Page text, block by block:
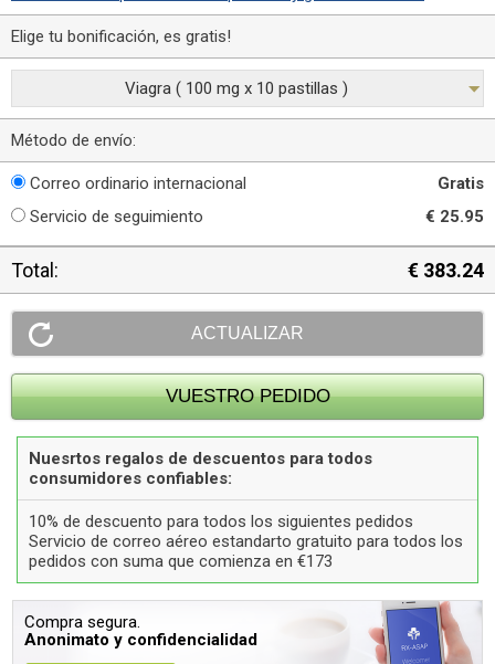
Elige tu bonificación, es gratis!
Viagra ( 100 mg x 10 pastillas )
Método de envío:
Correo ordinario internacional
Gratis
Servicio de seguimiento
€ 25.95
Total: € 383.24
Nuesrtos regalos de descuentos para todos
consumidores confiables:
10% de descuento para todos los siguientes pedidos
Servicio de correo aéreo estandarto gratuito para todos los
pedidos con suma que comienza en €173
Compra segura.
Anonimato y confidencialidad